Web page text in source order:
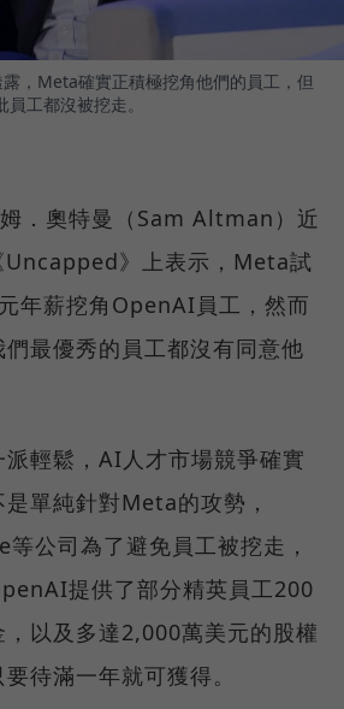
，Meta確實正積極挖角他們的員工，但
工都沒被挖走。
．奧特曼（Sam Altman）近
》上表示，Meta試
年薪挖角OpenAI員工，然而
們最優秀的員工都沒有同意他
輕鬆，AI人才市場競爭確實
單純針對Meta的攻勢，
公司為了避免員工被挖走，
提供了部分精英員工200
以及多達2,000萬美元的股權
待滿一年就可獲得。